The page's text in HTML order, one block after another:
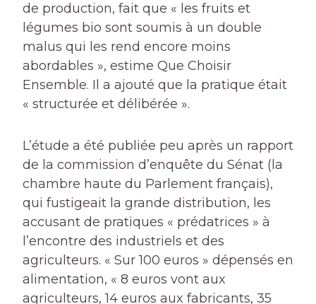
de production, fait que « les fruits et
légumes bio sont soumis à un double
malus qui les rend encore moins
abordables », estime Que Choisir
Ensemble. Il a ajouté que la pratique était
« structurée et délibérée ».
L’étude a été publiée peu après un rapport
de la commission d’enquête du Sénat (la
chambre haute du Parlement français),
qui fustigeait la grande distribution, les
accusant de pratiques « prédatrices » à
l’encontre des industriels et des
agriculteurs. « Sur 100 euros » dépensés en
alimentation, « 8 euros vont aux
agriculteurs, 14 euros aux fabricants, 35